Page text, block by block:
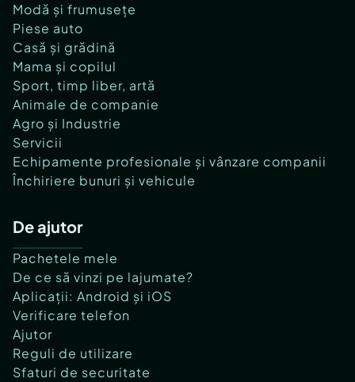
Modă și frumusețe
Piese auto
Casă și grădină
Mama și copilul
Sport, timp liber, artă
Animale de companie
Agro și Industrie
Servicii
Echipamente profesionale și vânzare companii
Închiriere bunuri și vehicule
De ajutor
Pachetele mele
De ce să vinzi pe lajumate?
Aplicații: Android și iOS
Verificare telefon
Ajutor
Reguli de utilizare
Sfaturi de securitate